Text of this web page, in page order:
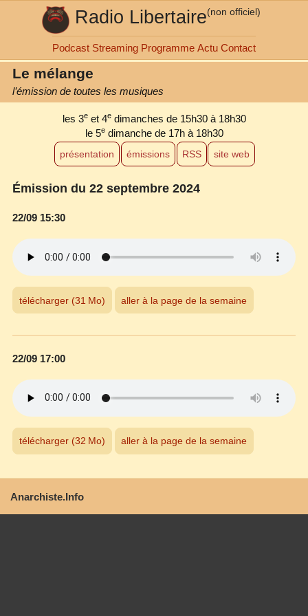
Radio Libertaire(non officiel)
Podcast Streaming Programme Actu Contact
Le mélange
l’émission de toutes les musiques
les 3eet 4edimanches de 15h30 à 18h30
le 5edimanche de 17h à 18h30
présentation émissions RSS site web
Émission du 22 septembre 2024
22/09 15:30
télécharger (31 Mo) aller à la page de la semaine
22/09 17:00
télécharger (32 Mo) aller à la page de la semaine
Anarchiste.Info